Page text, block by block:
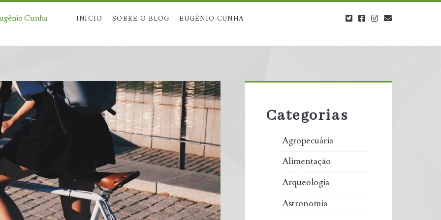
Cunha INÍCIO SOBRE O BLOG EUGÊNIO CUNHA twitterfacebookinstagram
Sidebar
Categorias
Agropecuária
Alimentação
Arqueologia
Astronomia